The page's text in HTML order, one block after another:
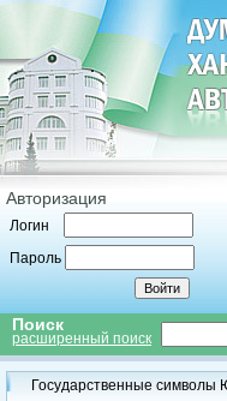
Авторизация
Логин
Пароль
Поиск
расширенный поиск
Государственные символы